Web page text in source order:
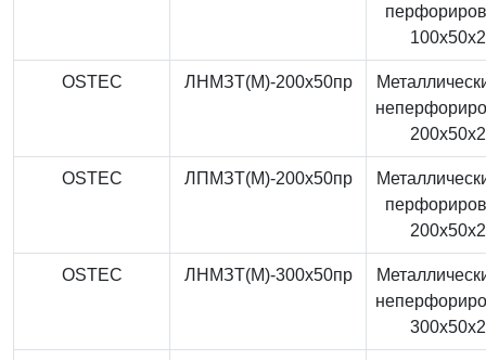
OSTEC ЛНМЗТ(М)-200x50пр
OSTEC ЛПМЗТ(М)-200x50пр
OSTEC ЛНМЗТ(М)-300x50пр